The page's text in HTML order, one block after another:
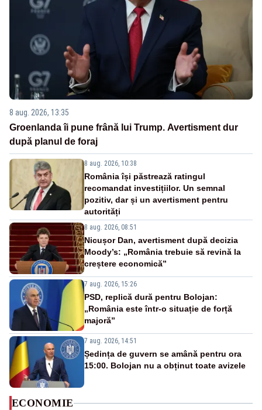
8 aug. 2026, 13:35
Groenlanda îi pune frână lui Trump. Avertisment dur
după planul de foraj
8 aug. 2026, 10:38
România își păstrează ratingul
recomandat investițiilor. Un semnal
pozitiv, dar și un avertisment pentru
autorități
8 aug. 2026, 08:51
Nicușor Dan, avertisment după decizia
Moody’s: „România trebuie să revină la
creștere economică”
7 aug. 2026, 15:26
PSD, replică dură pentru Bolojan:
„România este într-o situație de forță
majoră”
7 aug. 2026, 14:51
Ședința de guvern se amână pentru ora
15:00. Bolojan nu a obținut toate avizele
ECONOMIE